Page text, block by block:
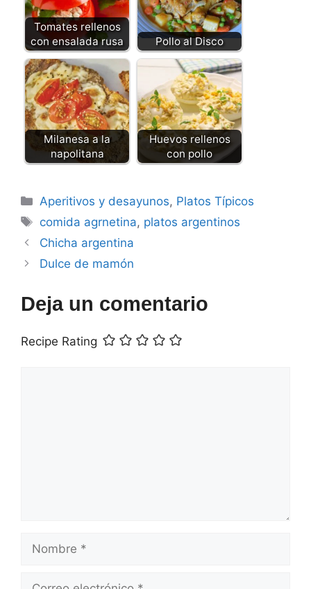
Tomates rellenos
con ensalada rusa
Pollo al Disco
Milanesa a la
napolitana
Huevos rellenos
con pollo
Categorías
Aperitivos y desayunos, Platos Típicos
Etiquetas
comida agrnetina, platos argentinos
Chicha argentina
Dulce de mamón
Deja un comentario
Recipe Rating